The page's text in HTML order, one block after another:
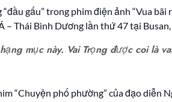
gấu” trong phim điện ảnh “Vua
Thái Bình Dương lần thứ 47 tại
mục này. Vai Trọng được coi là
“Chuyện phố phường” của đạo diễn